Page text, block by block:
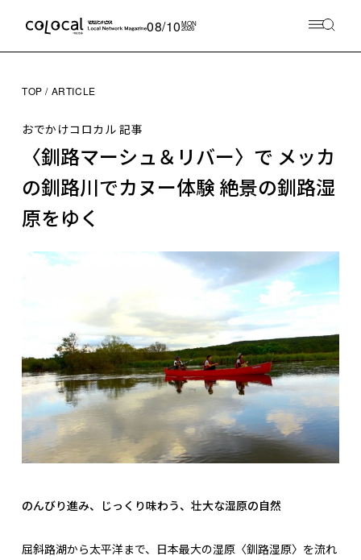
08/10MON
2026
TOP ARTICLE
おでかけコロカル 記事
〈釧路マーシュ＆リバー〉で メッカ
の釧路川でカヌー体験 絶景の釧路湿
原をゆく
のんびり進み、じっくり味わう、壮大な湿原の自然
屈斜路湖から太平洋まで、日本最大の湿原〈釧路湿原〉を流れ